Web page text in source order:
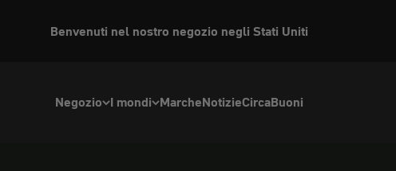
Benvenuti nel nostro negozio negli Stati Uniti
Negozio I mondi MarcheNotizieCircaBuoni